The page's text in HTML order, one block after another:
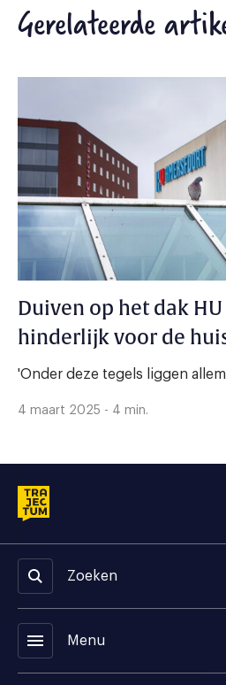
Gerelateerde
Duiven op het dak
hinderlijk voor de
'Onder deze tegels liggen
4 maart 2025 - 4 min.
Zoeken
menu Menu